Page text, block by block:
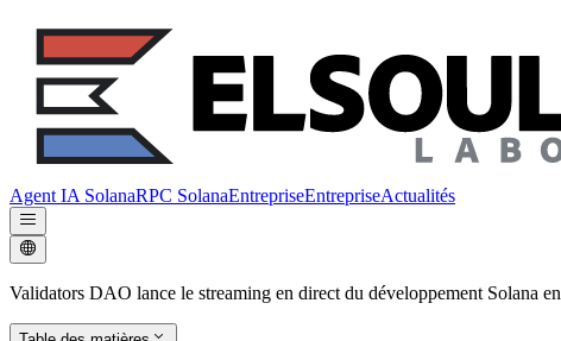
Agent IA SolanaRPC SolanaEntrepriseEntrepriseActualités
Validators DAO lance le streaming en direct du développement Solana